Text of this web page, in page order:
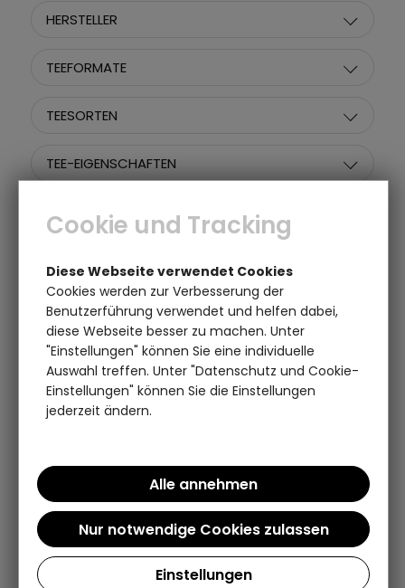
HERSTELLER
TEEFORMATE
TEESORTEN
TEE-EIGENSCHAFTEN
TEE-ANBAUGEBIETE
BESONDERHEITEN
PREIS
Cookie und Tracking
Diese Webseite verwendet Cookies
Cookies werden zur Verbesserung der
Benutzerführung verwendet und helfen dabei,
diese Webseite besser zu machen. Unter
"Einstellungen" können Sie eine individuelle
Auswahl treffen. Unter "Datenschutz und Cookie-
Einstellungen" können Sie die Einstellungen
jederzeit ändern.
Einstellungen